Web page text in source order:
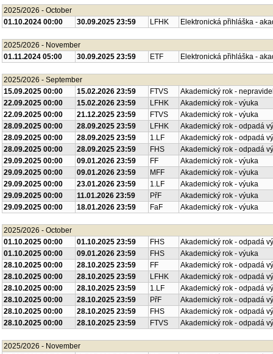
2025/2026 - October
01.10.2024 00:00
30.09.2025 23:59 LFHK Elektronická přihláška -
2025/2026 - November
01.11.2024 05:00
30.09.2025 23:59 ETF Elektronická přihláška -
2025/2026 - September
15.09.2025 00:00
15.02.2026 23:59 FTVS
Akademický rok -
22.09.2025 00:00
15.02.2026 23:59 LFHK
Akademický rok - výuka
22.09.2025 00:00
21.12.2025 23:59 FTVS
Akademický rok - výuka
28.09.2025 00:00
28.09.2025 23:59 LFHK
Akademický rok - odpadá
28.09.2025 00:00
28.09.2025 23:59 1.LF
Akademický rok - odpadá
28.09.2025 00:00
28.09.2025 23:59 FHS
Akademický rok - odpadá
29.09.2025 00:00
09.01.2026 23:59 FF
Akademický rok - výuka
29.09.2025 00:00
09.01.2026 23:59 MFF
Akademický rok - výuka
29.09.2025 00:00
23.01.2026 23:59 1.LF
Akademický rok - výuka
29.09.2025 00:00
11.01.2026 23:59 PřF
Akademický rok - výuka
29.09.2025 00:00
18.01.2026 23:59 FaF Akademický rok - výuka
2025/2026 - October
01.10.2025 00:00
01.10.2025 23:59 FHS
Akademický rok - odpadá
01.10.2025 00:00
09.01.2026 23:59 FHS
Akademický rok - výuka
28.10.2025 00:00
28.10.2025 23:59 FF
Akademický rok - odpadá
28.10.2025 00:00
28.10.2025 23:59 LFHK
Akademický rok - odpadá
28.10.2025 00:00
28.10.2025 23:59 1.LF
Akademický rok - odpadá
28.10.2025 00:00
28.10.2025 23:59 PřF
Akademický rok - odpadá
28.10.2025 00:00
28.10.2025 23:59 FHS
Akademický rok - odpadá
28.10.2025 00:00
28.10.2025 23:59 FTVS Akademický rok - odpadá
2025/2026 - November